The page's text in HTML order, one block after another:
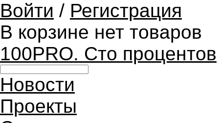
Войти / Регистрация
В корзине нет товаров
100PRO. Сто процентов
Новости
Проекты